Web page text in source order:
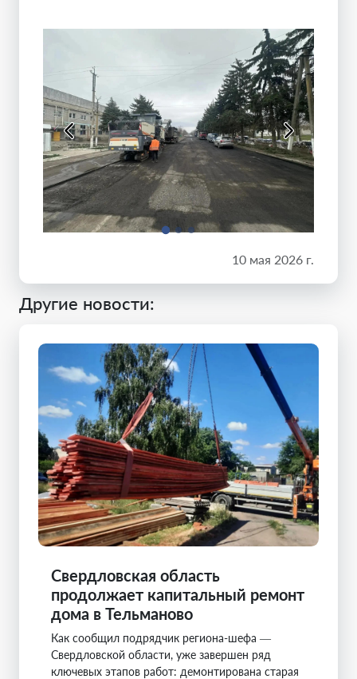
10 мая 2026 г.
Другие новости:
Свердловская область
продолжает капитальный ремонт
дома в Тельманово
Как сообщил подрядчик региона-шефа —
Свердловской области, уже завершен ряд
ключевых этапов работ: демонтирована старая